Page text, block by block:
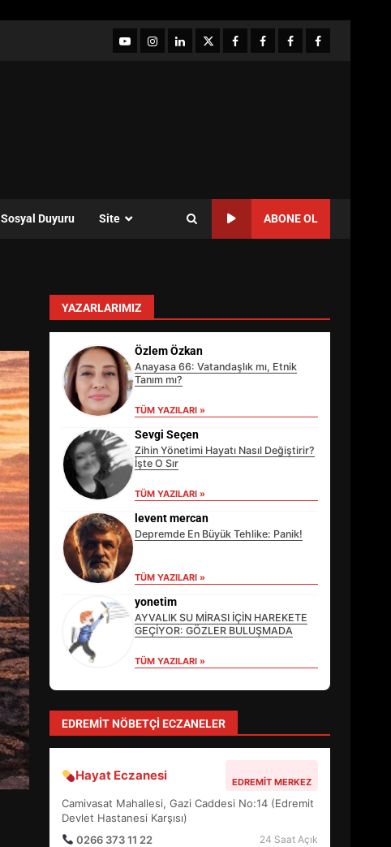
YouTubeInstagram
LinkedIntwitterfacebook-Facebook-
Facebook-Facebook-
Sosyal Duyuru Site ABONE OL
YAZARLARIMIZ
Özlem Özkan
Anayasa 66: Vatandaşlık mı, Etnik
Tanım mı?
TÜM YAZILARI »
Sevgi Seçen
Zihin Yönetimi Hayatı Nasıl Değiştirir?
İşte O Sır
TÜM YAZILARI »
levent mercan
Depremde En Büyük Tehlike: Panik!
TÜM YAZILARI »
yonetim
AYVALIK SU MİRASI İÇİN HAREKETE
GEÇİYOR: GÖZLER BULUŞMADA
TÜM YAZILARI »
EDREMIT NÖBETÇI ECZANELER
Hayat Eczanesi EDREMIT MERKEZ
Camivasat Mahallesi, Gazi Caddesi No:14 (Edremit
Devlet Hastanesi Karşısı)
0266 373 11 22
24 Saat Açık
EİB’DE KRİTİK ATAMA:
SÜRDÜRÜLEBİLİRLİKTE NE
DEĞİŞECEK?
4
EDREMİT’İN GURURU TÜRKİYE
FİNALİNDE NE BAŞARDI?
5
BALIKESİR MÜZELERİNDE
SÜRE UZATILDI: NE DEĞİŞTİ?